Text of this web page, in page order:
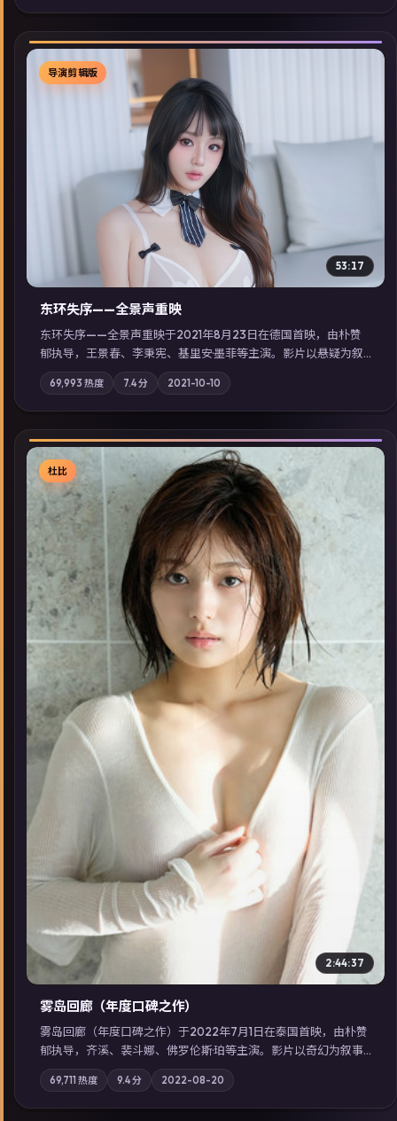
索同类型高分佳作，畅享高清在线追剧体验。
▶
导演剪辑版
53:17
东环失序——全景声重映
东环失序——全景声重映于2021年8月23日在德国首映，由朴赞
郁执导，王景春、李秉宪、基里安·墨菲等主演。影片以悬疑为叙
事主轴，科技与人性的边界在实验事故后逐渐模糊；摄影与配乐
强化地域气质；站内亦可通过「国产免费观看高清电视剧在线
看」延展检索同类型高分佳作，畅享高清在线追剧体验。
69,993 热度 7.4分 2021-10-10
▶
杜比
2:44:37
雾岛回廊（年度口碑之作）
雾岛回廊（年度口碑之作）于2022年7月1日在泰国首映，由朴赞
郁执导，齐溪、裴斗娜、佛罗伦斯·珀等主演。影片以奇幻为叙事
主轴，边境小镇的平静被一封匿名信彻底打破；摄影与配乐强化
地域气质；站内亦可通过「国产免费观看高清电视剧在线看」延
展检索同类型高分佳作，畅享高清在线追剧体验。
69,711 热度 9.4分 2022-08-20